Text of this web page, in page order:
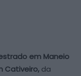
em Maneio
Cativeiro, da